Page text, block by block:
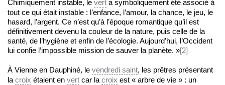
Chimiquement instable, le vert a symboliquement été associé à
tout ce qui était instable : l’enfance, l’amour, la chance, le jeu, le
hasard, l’argent. Ce n’est qu’à l’époque romantique qu’il est
définitivement devenu la couleur de la nature, puis celle de la
santé, de l’hygiène et enfin de l’écologie. Aujourd’hui, l’Occident
lui confie l’impossible mission de sauver la planète. »[2]
À Vienne en Dauphiné, le vendredi saint, les prêtres présentant
la croix étaient en vert car la croix est « arbre de vie » : un